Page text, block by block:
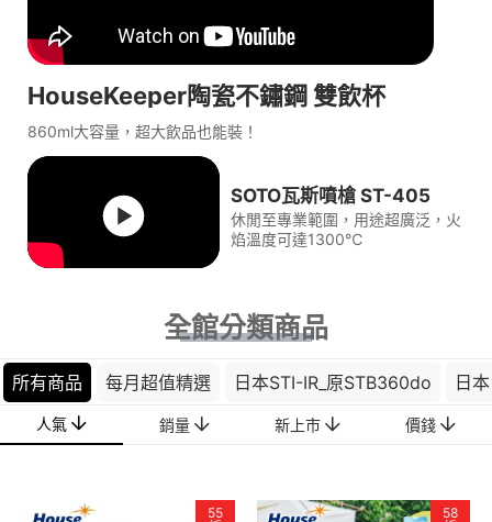
HouseKeeper陶瓷不鏽鋼 雙飲杯
860ml大容量，超大飲品也能裝！
SOTO瓦斯噴槍 ST-405
休閒至專業範圍，用途超廣泛，火
焰溫度可達1300℃
全館分類商品
所有商品 每月超值精選 日本STI-IR_原STB360do 日
人氣 銷量 新上市 價錢
55
58